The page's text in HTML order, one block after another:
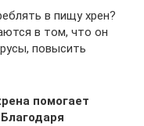
в пищу хрен?
в том, что он
повысить
помогает